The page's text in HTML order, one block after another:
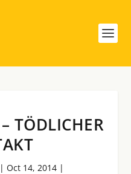
TÖDLICHER
Oct 14, 2014|